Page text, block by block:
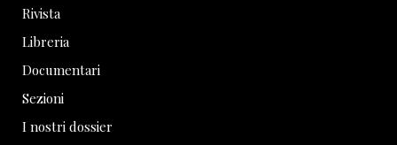
Rivista
Libreria
Documentari
Sezioni
I nostri dossier